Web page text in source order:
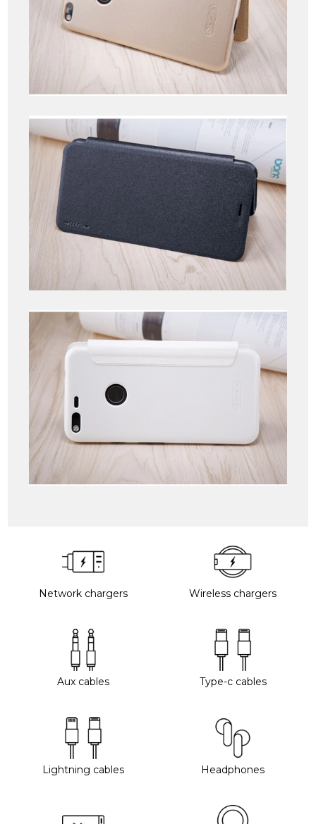
Network chargers Wireless chargers
Aux cables Type-c cables
Lightning cables Headphones